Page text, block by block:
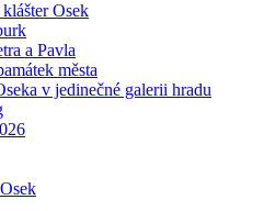
Osek
a Pavla
města
v jedinečné galerii hradu